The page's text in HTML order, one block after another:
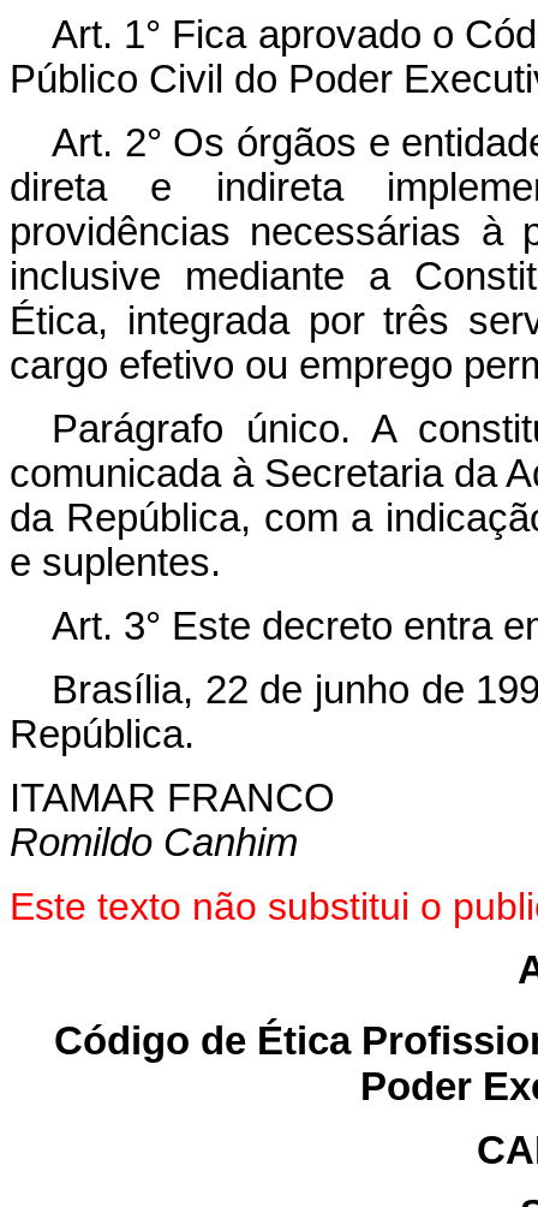
Art. 1° Fica aprovado o
Público Civil do Poder
Art. 2° Os órgãos e
direta e indireta
providências necessárias à
inclusive mediante a
Ética, integrada por três
cargo efetivo ou emprego
Parágrafo único. A
comunicada à Secretaria da
da República, com a
e suplentes.
Art. 3° Este decreto entra
Brasília, 22 de junho de
República.
ITAMAR FRANCO
Romildo Canhim
Este texto não substitui o
Código de Ética
Poder